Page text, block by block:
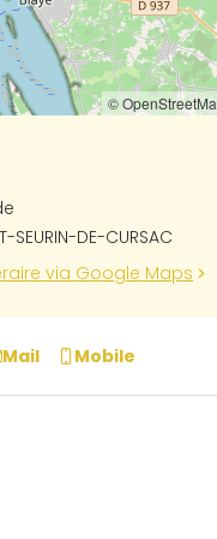
©
SEURIN-DE-CURSAC
via Google Maps
Mail Mobile